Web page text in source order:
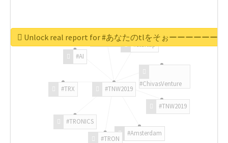
#TNW2019
#TNW2019
#Amsterdam
#TRON
#TRONICS
#TRX
#AI
#tech
#startup
#ChivasVenture
Unlock real report for #あなたのtlをそぉーーーーーー